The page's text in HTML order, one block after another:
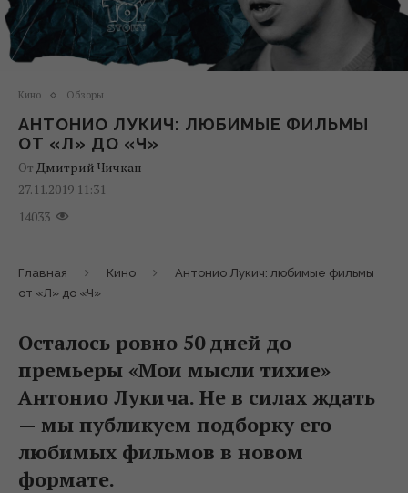
Кино Обзоры
АНТОНИО ЛУКИЧ: ЛЮБИМЫЕ ФИЛЬМЫ
ОТ «Л» ДО «Ч»
От Дмитрий Чичкан
27.11.2019 11:31
14033
Главная Кино
Антонио Лукич: любимые фильмы
от «Л» до «Ч»
Осталось ровно 50 дней до
премьеры «Мои мысли тихие»
Антонио Лукича. Не в силах ждать
— мы публикуем подборку его
любимых фильмов в новом
формате.